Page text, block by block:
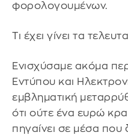
φορολογουμένων.
Τι έχει γίνει τα
Ενισχύσαμε ακόμα
Εντύπου και
εμβληματική
ότι ούτε ένα ευρώ
πηγαίνει σε μέσα που